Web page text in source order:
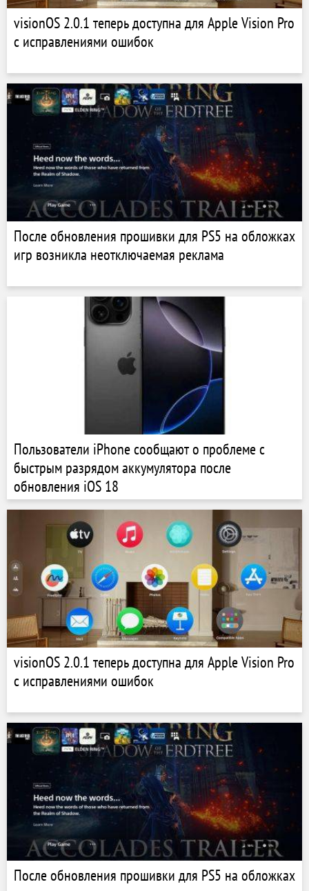
visionOS 2.0.1 теперь доступна для Apple Vision Pro
с исправлениями ошибок
После обновления прошивки для PS5 на обложках
игр возникла неотключаемая реклама
Пользователи iPhone сообщают о проблеме с
быстрым разрядом аккумулятора после
обновления iOS 18
visionOS 2.0.1 теперь доступна для Apple Vision Pro
с исправлениями ошибок
После обновления прошивки для PS5 на обложках